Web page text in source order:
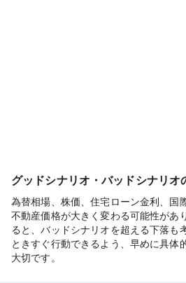
グッドシナリオ・バッドシナリオ
為替相場、株価、住宅ローン金利、国
不動産価格が大きく変わる可能性があ
ると、バッドシナリオを超える下落も
ときすぐ行動できるよう、早めに具体
大切です。